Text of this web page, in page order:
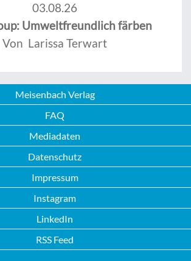
03.08.26
Umweltfreundlich färben
Von Larissa Terwart
Meisenbach Verlag
FAQ
Mediadaten
Datenschutz
Impressum
Instagram
LinkedIn
RSS Feed